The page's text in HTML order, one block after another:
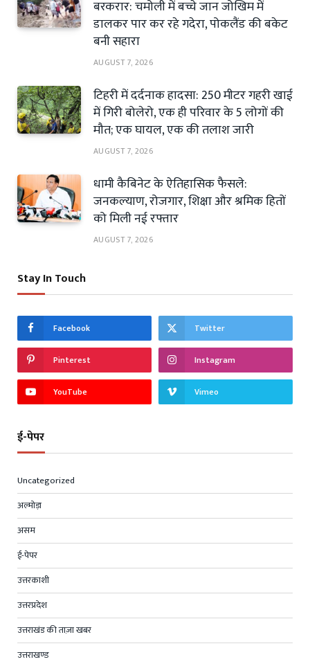
बरकरार: चमोली में बच्चे जान जोखिम में
डालकर पार कर रहे गदेरा, पोकलैंड की बकेट
बनी सहारा
AUGUST 7, 2026
टिहरी में दर्दनाक हादसा: 250 मीटर गहरी खाई
में गिरी बोलेरो, एक ही परिवार के 5 लोगों की
मौत; एक घायल, एक की तलाश जारी
AUGUST 7, 2026
धामी कैबिनेट के ऐतिहासिक फैसले:
जनकल्याण, रोजगार, शिक्षा और श्रमिक हितों
को मिली नई रफ्तार
AUGUST 7, 2026
Stay In Touch
Facebook Twitter
Pinterest Instagram
YouTube Vimeo
ई-पेपर
Uncategorized
अल्मोड़ा
असम
ई-पेपर
उत्तरकाशी
उत्तरप्रदेश
उत्तराखंड की ताज़ा खबर
उत्तराखण्ड